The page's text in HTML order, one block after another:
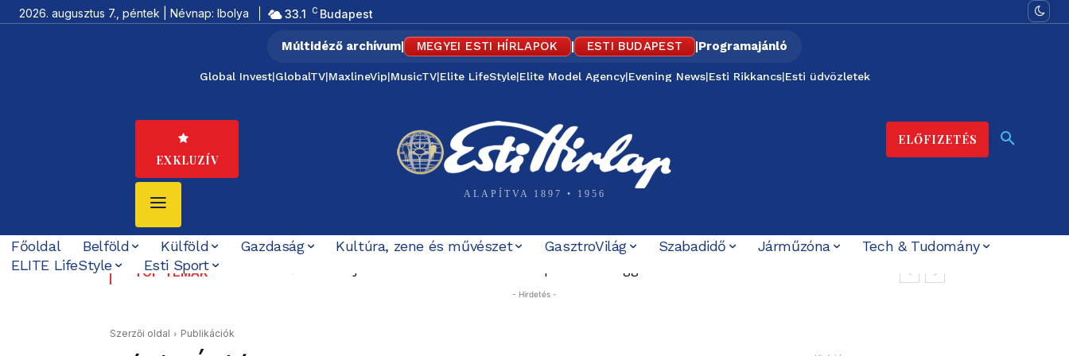
2026. augusztus 7., péntek | Névnap: Ibolya 33.1 C Budapest
Múltidéző archívum| MEGYEI ESTI HÍRLAPOK | ESTI BUDAPEST |Programajánló
Global Invest|GlobalTV|MaxlineVip|MusicTV|Elite LifeStyle|Elite Model Agency|Evening News|Esti Rikkancs|Esti üdvözletek
EXKLUZÍV
ALAPÍTVA 1897 • 1956
ELŐFIZETÉS
Főoldal Belföld Külföld Gazdaság Kultúra, zene és művészet GasztroVilág Szabadidő Járműzóna
Tech & Tudomány
ELITE LifeStyle
Esti Sport
TOP TÉMÁK Tovább bővült az éjszakai buszközlekedés Budapest és az agglomeráció között
- Hirdetés -
Szerzői oldal Publikációk